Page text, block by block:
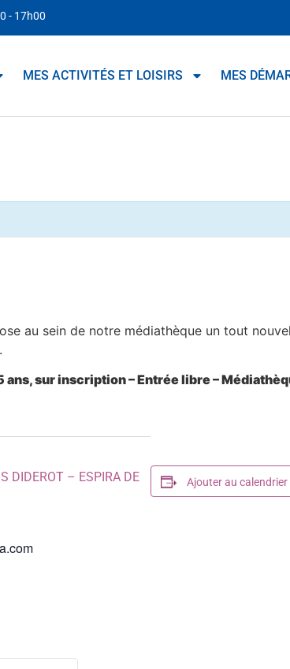
- 17h00
MES ACTIVITÉS ET LOISIRS MES
au sein de notre médiathèque un tout
sur inscription – Entrée libre –
DIDEROT – ESPIRA DE
Ajouter au calendrier